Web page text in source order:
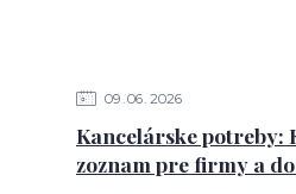
09 06 2026
Kancelárske potreby:
zoznam pre firmy a